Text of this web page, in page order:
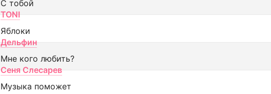
С тобой
TONI
Яблоки
Дельфин
Мне кого любить?
Сеня Слесарев
Музыка поможет